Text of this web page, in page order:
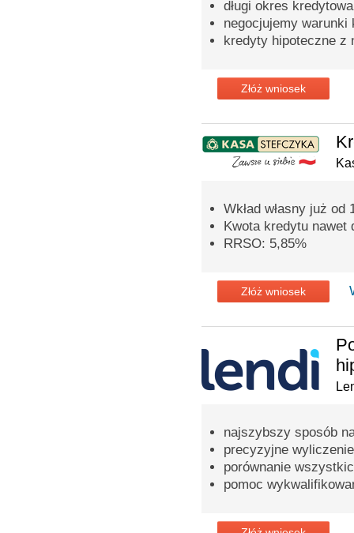
długi okres
negocjujemy warunki
kredyty hipoteczne z
Złóż wniosek
Wkład własny już od
Kwota kredytu nawet
RRSO: 5,85%
Złóż wniosek
najszybszy sposób
precyzyjne
porównanie
pomoc